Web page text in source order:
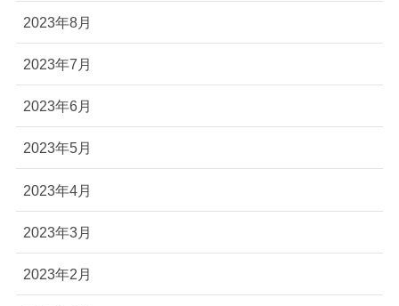
2023年8月
2023年7月
2023年6月
2023年5月
2023年4月
2023年3月
2023年2月